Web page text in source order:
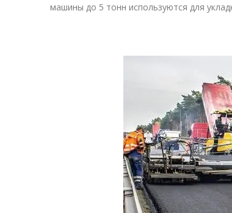
машины до 5 тонн используются для